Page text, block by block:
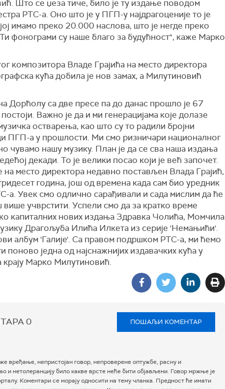
Што се џеза тиче, било је ту издање поводом
РТС-а. Оно што је у ПГП-у најдрагоценије то је
имамо преко 20.000 наслова, што је негде преко
фонограми су наше благо за будућност", каже Марко
композитора Владе Грајића на место директора
кућа добила је нов замах, а Милутиновић
Дорћолу са две пресе па до данас прошло је 67
Важно је да и ми генерацијама које долазе
остварења, као што су то радили бројни
ПГП-а у прошлости. Ми смо ризничари националног
чувамо нашу музику. План је да се сва наша издања
декади. То је велики посао који је већ започет.
на место директора недавно постављен Влада Грајић,
година, још од времена када сам био уредник
а. Увек смо одлично сарађивали и сада мислим да ће
више учврстити. Успели смо да за кратко време
капиталних нових издања Здравка Чолића, Момчила
Драгољуба Илића Илкета из серије 'Немањићи'.
албум 'Галије'. Са правом подршком РТС-а, ми ћемо
поново једна од најснажнијих издавачких кућа у
крају Марко Милутиновић.
0 ПОШАЉИ КОМЕНТАР
вређање, непристојан говор, непроверене оптужбе, расну и
и нетолеранцију било какве врсте неће бити објављени. Говор мржње је
Коментари се морају односити на тему чланка. Предност ће имати